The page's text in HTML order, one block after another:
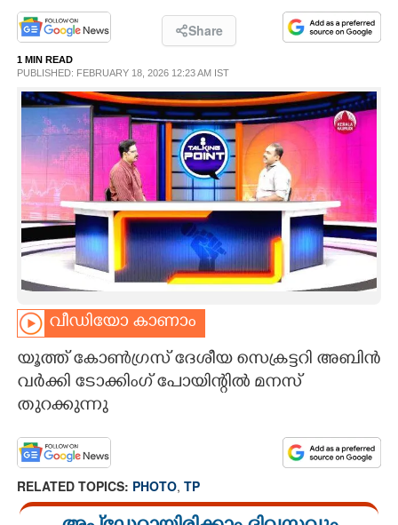
LIFESTYLE
SPIRITUAL
INFO+
ART
ASTRO
CARTOONS
LITERATURE
ZOOM
Share
1 MIN READ
PUBLISHED: FEBRUARY 18, 2026 12:23 AM IST
വീഡിയോ കാണാം
യൂത്ത് കോൺഗ്രസ് ദേശീയ സെക്രട്ടറി അബിൻ
വർക്കി ടോക്കിംഗ് പോയിന്റിൽ മനസ്
തുറക്കുന്നു
RELATED TOPICS: PHOTO, TP